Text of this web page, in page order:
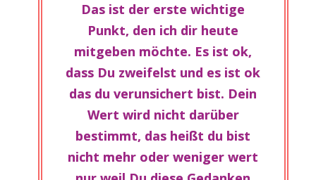
Das ist der erste wichtige
Punkt, den ich dir heute
mitgeben möchte. Es ist ok,
dass Du zweifelst und es ist ok
das du verunsichert bist. Dein
Wert wird nicht darüber
bestimmt, das heißt du bist
nicht mehr oder weniger wert